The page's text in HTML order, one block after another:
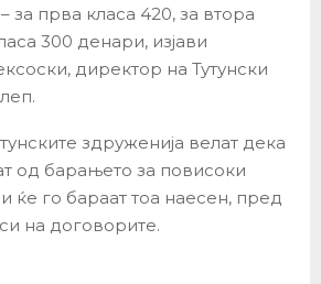
за прва класа 420, за втора
300 денари, изјави
директор на Тутунски
здруженија велат дека
од барањето за повисоки
и ќе го бараат тоа наесен, пред
на договорите.